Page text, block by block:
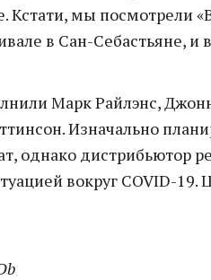
Кстати, мы посмотрели
в Сан-Себастьяне, и
Марк Райлэнс,
Изначально
однако дистрибьютор
вокруг COVID-19.